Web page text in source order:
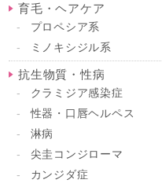
育毛・ヘアケア
プロペシア系
ミノキシジル系
抗生物質・性病
クラミジア感染症
性器・口唇ヘルペス
淋病
尖圭コンジローマ
カンジダ症